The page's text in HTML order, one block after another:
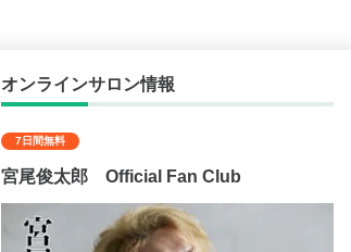
オンラインサロン情報
7日間無料
宮尾俊太郎 Official Fan Club